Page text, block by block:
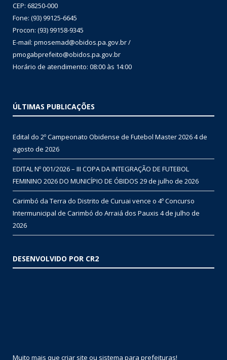
CEP: 68250-000
Fone: (93) 99125-6645
Procon: (93) 99158-9345
E-mail: pmosemad@obidos.pa.gov.br /
pmogabprefeito@obidos.pa.gov.br
Horário de atendimento: 08:00 às 14:00
ÚLTIMAS PUBLICAÇÕES
Edital do 2º Campeonato Obidense de Futebol Master 20264 de
agosto de 2026
EDITAL Nº 001/2026 – III COPA DA INTEGRAÇÃO DE FUTEBOL
FEMININO 2026 DO MUNICÍPIO DE ÓBIDOS 29 de julho de 2026
Carimbó da Terra do Distrito de Curuai vence o 4º Concurso
Intermunicipal de Carimbó do Arraiá dos Pauxis 4 de julho de
2026
DESENVOLVIDO POR CR2
Muito mais que criar site ou sistema para prefeituras!